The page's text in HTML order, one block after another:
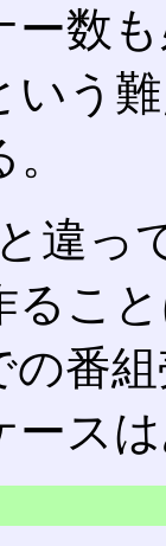
ー数
いう
違っ
るこ
の番
ース